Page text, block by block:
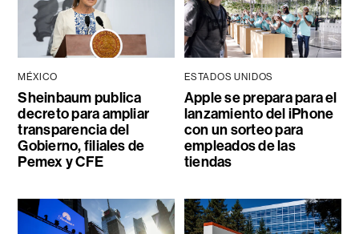
MÉXICO
Sheinbaum publica
decreto para ampliar
transparencia del
Gobierno, filiales de
Pemex y CFE
ESTADOS UNIDOS
Apple se prepara para el
lanzamiento del iPhone
con un sorteo para
empleados de las
tiendas